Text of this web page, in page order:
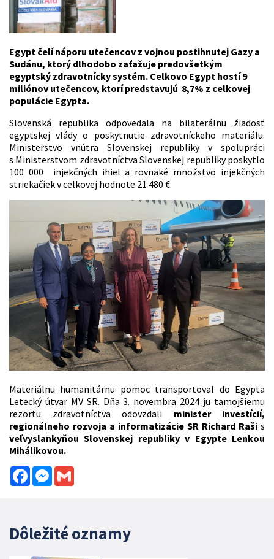
Egypt čelí náporu utečencov z vojnou postihnutej Gazy a
Sudánu, ktorý dlhodobo zaťažuje predovšetkým
egyptský zdravotnícky systém. Celkovo Egypt hostí 9
miliónov utečencov, ktorí predstavujú 8,7% z celkovej
populácie Egypta.
Slovenská republika odpovedala na bilaterálnu žiadosť
egyptskej vlády o poskytnutie zdravotníckeho materiálu.
Ministerstvo vnútra Slovenskej republiky v spolupráci
s Ministerstvom zdravotníctva Slovenskej republiky poskytlo
100 000 injekčných ihiel a rovnaké množstvo injekčných
striekačiek v celkovej hodnote 21 480 €.
Materiálnu humanitárnu pomoc transportoval do Egypta
Letecký útvar MV SR. Dňa 3. novembra 2024 ju tamojšiemu
rezortu zdravotníctva odovzdali minister investícií,
regionálneho rozvoja a informatizácie SR Richard Raši s
veľvyslankyňou Slovenskej republiky v Egypte Lenkou
Mihálikovou.
FacebookMessenger
Dôležité oznamy